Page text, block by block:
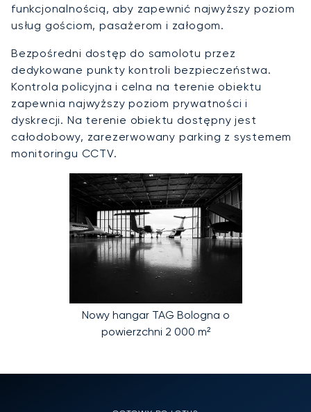
funkcjonalnością, aby zapewnić najwyższy poziom
usług gościom, pasażerom i załogom.
Bezpośredni dostęp do samolotu przez
dedykowane punkty kontroli bezpieczeństwa.
Kontrola policyjna i celna na terenie obiektu
zapewnia najwyższy poziom prywatności i
dyskrecji. Na terenie obiektu dostępny jest
całodobowy, zarezerwowany parking z systemem
monitoringu CCTV.
Nowy hangar TAG Bologna o
powierzchni 2 000 m²